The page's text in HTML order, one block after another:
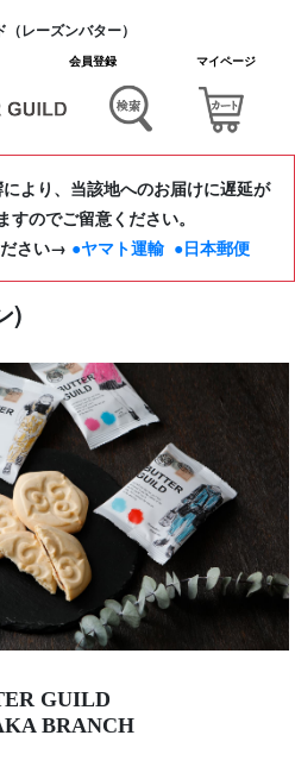
レーズンバター）
会員登録 マイページ
より、当該地へのお届けに遅延が
のでご留意ください。
さい→ ●ヤマト運輸 ●日本郵便
)
GUILD
BRANCH